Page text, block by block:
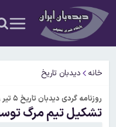
خانه دیدبان تاریخ
روزنامه گردی دیدبان تاریخ ۵ تیر ۱۳۵۹؛
تشکیل تیم مرگ